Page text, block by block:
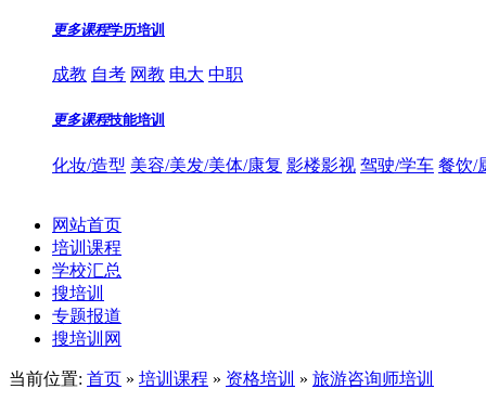
更多课程学历培训
成教 自考 网教 电大 中职
更多课程技能培训
化妆/造型 美容/美发/美体/康复 影楼影视 驾驶/学车 餐饮/
网站首页
培训课程
学校汇总
搜培训
专题报道
搜培训网
当前位置: 首页 » 培训课程 » 资格培训 » 旅游咨询师培训